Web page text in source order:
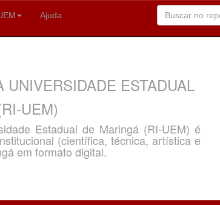
Ajuda
ESTADUAL
UEM)
Estadual de Maringá (RI-UEM) é
(científica, técnica, artística e
em formato digital.